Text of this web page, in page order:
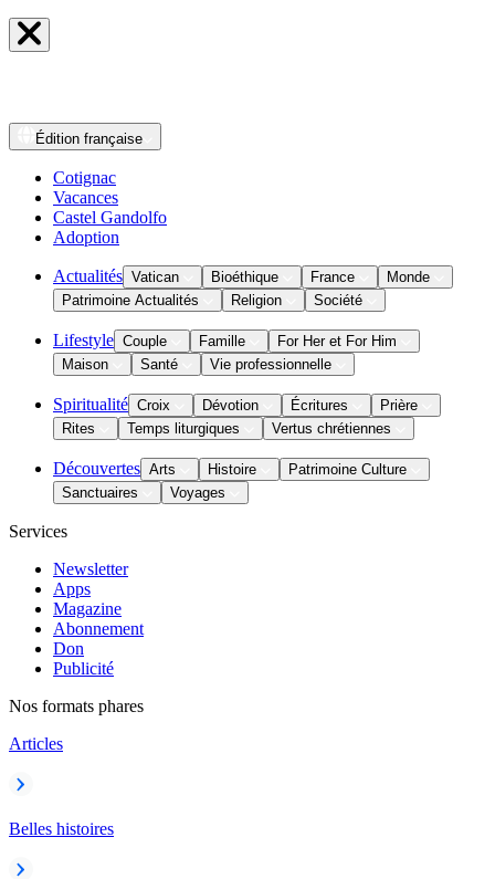
Édition française
Cotignac
Vacances
Castel Gandolfo
Adoption
Actualités Vatican Bioéthique France
Monde
Patrimoine Actualités
Religion Société
Lifestyle Couple Famille
For Her et For Him
Maison
Santé Vie professionnelle
Spiritualité Croix Dévotion Écritures
Prière
Rites
Temps liturgiques Vertus chrétiennes
Découvertes Arts Histoire
Patrimoine Culture
Sanctuaires
Voyages
Services
Newsletter
Apps
Magazine
Abonnement
Don
Publicité
Nos formats phares
Articles
Belles histoires